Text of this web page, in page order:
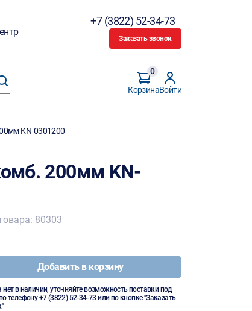
+7 (3822) 52-34-73
Заказать звонок
Корзина
0
Войти
KN-0301200
200мм KN-
80303
Добавить в корзину
нет в наличии, уточняйте возможность поставки под
телефону+7 (3822) 52-34-73 или по кнопке "Заказать